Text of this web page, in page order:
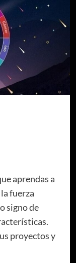
aprendas a
fuerza
signo de
proyectos y